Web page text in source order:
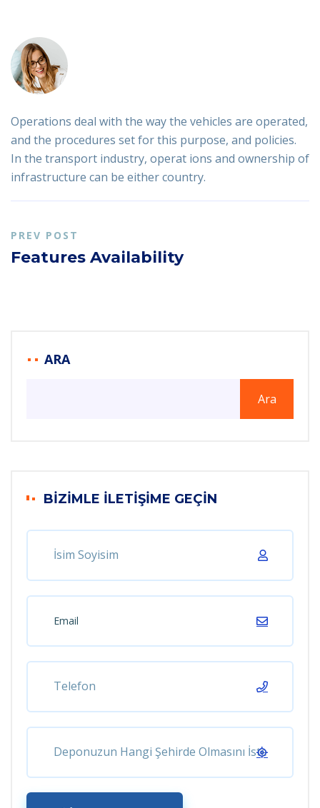
Operations deal with the way the vehicles are operated,
and the procedures set for this purpose, and policies.
In the transport industry, operat ions and ownership of
infrastructure can be either country.
PREV POST
Features Availability
ARA
Ara
BIZIMLE İLETIŞIME GEÇIN